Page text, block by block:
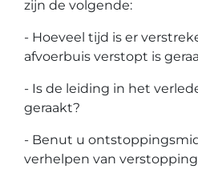
zijn de volgende:
- Hoeveel tijd is er
afvoerbuis verstopt is
- Is de leiding in het
geraakt?
- Benut u
verhelpen van